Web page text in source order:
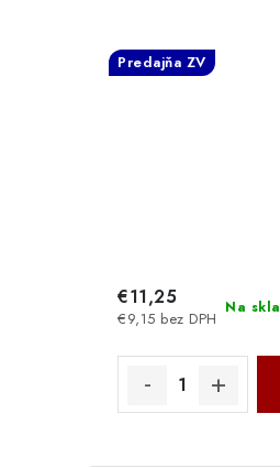
Predajňa ZV
Na
€9,15 bez DPH
€11,25